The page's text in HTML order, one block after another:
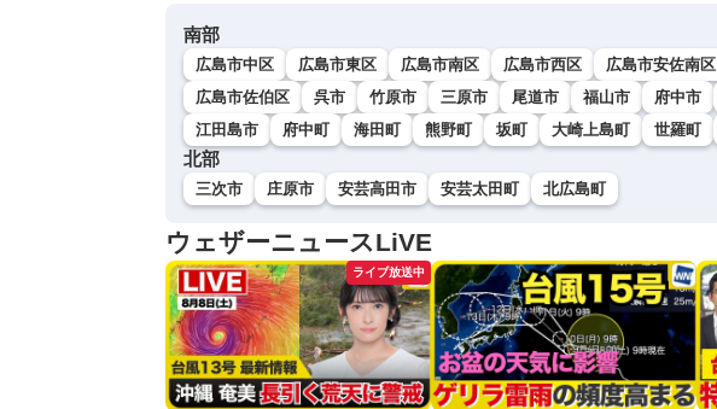
南部
広島市中区 広島市東区 広島市南区 広島市西区 広島市安佐南区
広島市佐伯区
呉市 竹原市 三原市 尾道市 福山市 府中市
江田島市
府中町 海田町 熊野町 坂町 大崎上島町 世羅町
北部
三次市 庄原市 安芸高田市 安芸太田町 北広島町
ウェザーニュースLiVE
ライブ放送中